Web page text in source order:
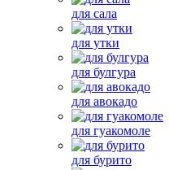
для сала
для утки
для булгура
для авокадо
для гуакомоле
для бурито